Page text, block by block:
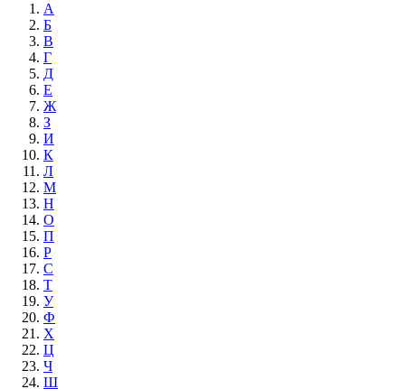
А
Б
В
Г
Д
Е
Ж
З
И
К
Л
М
Н
О
П
Р
С
Т
У
Ф
Х
Ц
Ч
Ш